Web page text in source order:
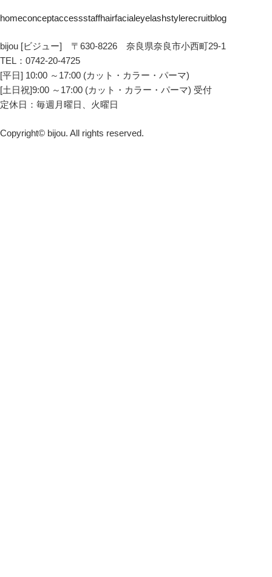
homeconceptaccessstaffhairfacialeyelashstylerecruitblog
bijou [ビジュー] 〒630-8226 奈良県奈良市小西町29-1
TEL：0742-20-4725
[平日] 10:00 ～17:00 (カット・カラー・パーマ)
[土日祝]9:00 ～17:00 (カット・カラー・パーマ) 受付
定休日：毎週月曜日、火曜日
Copyright© bijou. All rights reserved.